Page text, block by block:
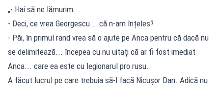
„- Hai să ne lămurim...
- Deci, ce vrea Georgescu... că n-am înțeles?
- Păi, în primul rand vrea să o ajute pe Anca pentru că dacă nu
se delimitează... începea cu nu uitați că ar fi fost imediat
Anca... care ea este cu legionarul pro rusu.
A făcut lucrul pe care trebuia să-l facă Nicușor Dan. Adică nu